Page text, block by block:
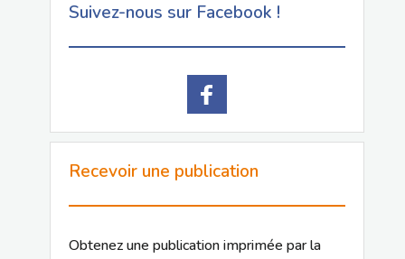
Suivez-nous sur Facebook !
Recevoir une publication
Obtenez une publication imprimée par la